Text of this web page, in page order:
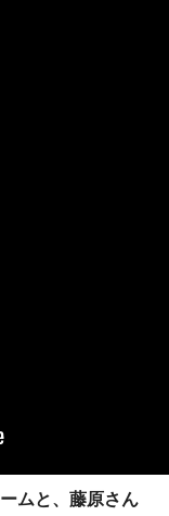
ムと、藤原さん